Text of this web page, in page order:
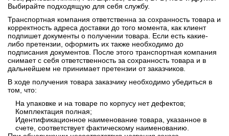
Выбирайте подходящую для себя службу.
Транспортная компания ответственна за сохранность товара и
корректность адреса доставки до того момента, как клиент
подпишет документы о получении товара. Если есть какие-
либо претензии, оформить их также необходимо до
подписания документов. После этого транспортная компания
снимает с себя ответственность за сохранность товара и в
дальнейшем не принимает претензии от заказчиков.
В ходе получения товара заказчику необходимо убедиться в
том, что:
На упаковке и на товаре по корпусу нет дефектов;
Комплектация полная;
Идентификационное наименование товара, указанное в
счете, соответствует фактическому наименованию.